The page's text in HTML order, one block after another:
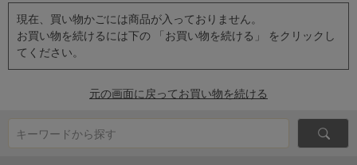
現在、買い物かごには商品が入っておりません。
お買い物を続けるには下の 「お買い物を続ける」 をクリックし
てください。
元の画面に戻ってお買い物を続ける
キーワードから探す